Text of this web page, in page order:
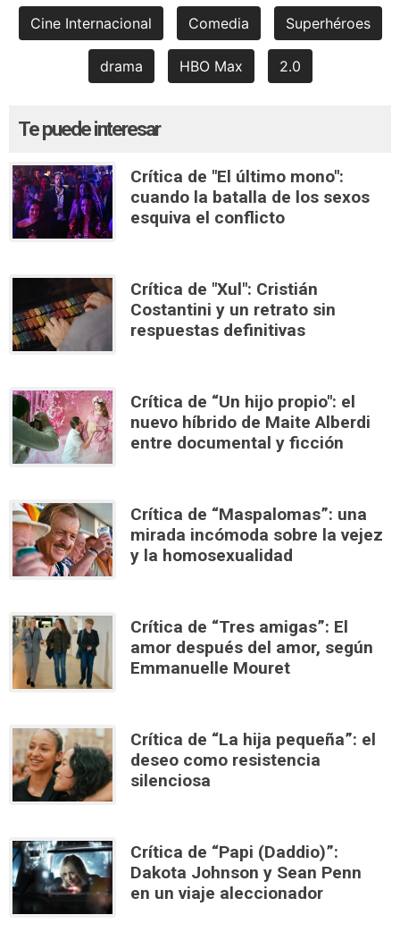
Cine Internacional Comedia Superhéroes
drama HBO Max 2.0
Te puede interesar
Crítica de "El último mono":
cuando la batalla de los sexos
esquiva el conflicto
Crítica de "Xul": Cristián
Costantini y un retrato sin
respuestas definitivas
Crítica de “Un hijo propio": el
nuevo híbrido de Maite Alberdi
entre documental y ficción
Crítica de “Maspalomas”: una
mirada incómoda sobre la vejez
y la homosexualidad
Crítica de “Tres amigas”: El
amor después del amor, según
Emmanuelle Mouret
Crítica de “La hija pequeña”: el
deseo como resistencia
silenciosa
Crítica de “Papi (Daddio)”:
Dakota Johnson y Sean Penn
en un viaje aleccionador